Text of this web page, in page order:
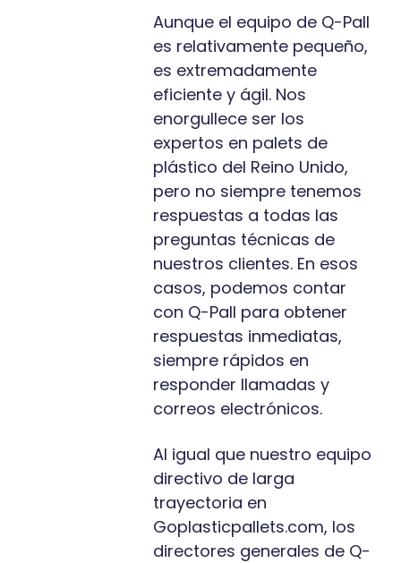
Aunque el equipo de Q-Pall
es relativamente pequeño,
es extremadamente
eficiente y ágil. Nos
enorgullece ser los
expertos en palets de
plástico del Reino Unido,
pero no siempre tenemos
respuestas a todas las
preguntas técnicas de
nuestros clientes. En esos
casos, podemos contar
con Q-Pall para obtener
respuestas inmediatas,
siempre rápidos en
responder llamadas y
correos electrónicos.
Al igual que nuestro equipo
directivo de larga
trayectoria en
Goplasticpallets.com, los
directores generales de Q-